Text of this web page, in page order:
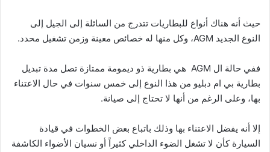
حيث أنه هناك أنواع للبطاريات تتدرج من السائلة إلى الجيل إلى
النوع الجديد AGM، وكل منها له خصائص معينة وزمن تشغيل محدد.
ففي حالة ال AGM هي بطارية ذو ديمومة ممتازة تصل مدة تبديل
بطارية بي ام دبليو من هذا النوع إلى خمس سنوات في حال الاعتناء
بها، وعلى الرغم من أنها لا تحتاج إلى صيانة.
إلا أنه يفضل الاعتناء بها وذلك باتباع بعض الخطوات في قيادة
السيارة كأن لا تشغل الضوء الداخلي كثيراً أو نسيان الأضواء الكاشفة